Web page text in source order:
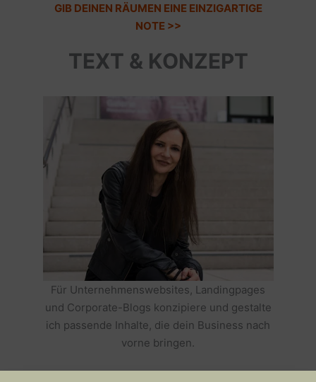
GIB DEINEN RÄUMEN EINE EINZIGARTIGE
NOTE >>
TEXT & KONZEPT
Für Unternehmenswebsites, Landingpages
und Corporate-Blogs konzipiere und gestalte
ich passende Inhalte, die dein Business nach
vorne bringen.